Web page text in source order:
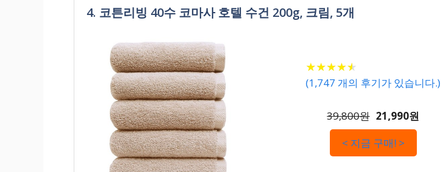
4. 코튼리빙 40수 코마사 호텔 수건 200g, 크림, 5개
★★★★★
★★★★★
(1,747 개의 후기가 있습니다.)
39,800원 21,990원
< 지금 구매! >